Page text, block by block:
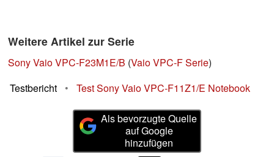
Weitere Artikel zur Serie
Sony Vaio VPC-F23M1E/B (Vaio VPC-F Serie)
Testbericht
• Test Sony Vaio VPC-F11Z1/E Notebook
Als bevorzugte Quelle
auf Google
hinzufügen